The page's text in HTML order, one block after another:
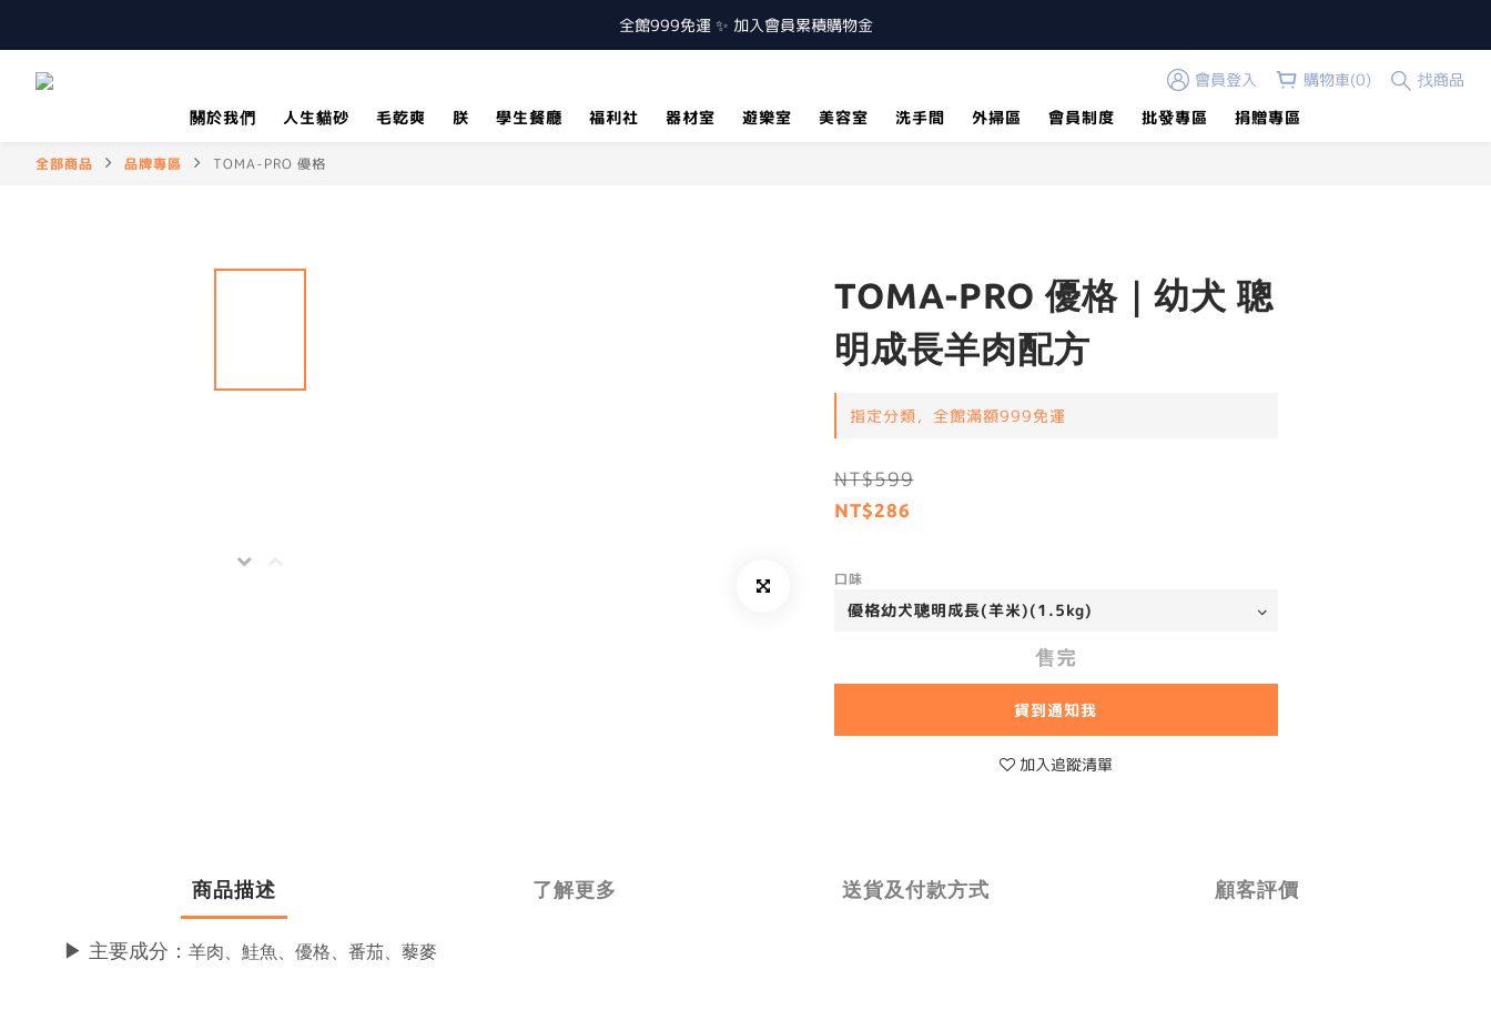
全館999免運 ✨ 加入會員累積購物金
會員登入 購物車(0)
找商品
關於我們
人生貓砂 毛乾爽 朕 學生餐廳 福利社 器材室 遊樂室 美容室 洗手間 外掃區 會員制度 批發專區 捐贈專區
全部商品 品牌專區 TOMA-PRO 優格
TOMA-PRO 優格｜幼犬 聰
明成長羊肉配方
指定分類，全館滿額999免運
NT$599
NT$286
口味
售完
貨到通知我
加入追蹤清單
商品描述 了解更多 送貨及付款方式 顧客評價
▶ 主要成分： 羊肉、鮭魚、優格、番茄、藜麥